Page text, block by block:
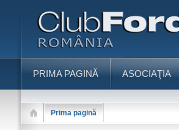
PRIMA PAGINĂ ASOCIAŢIA
Prima pagină